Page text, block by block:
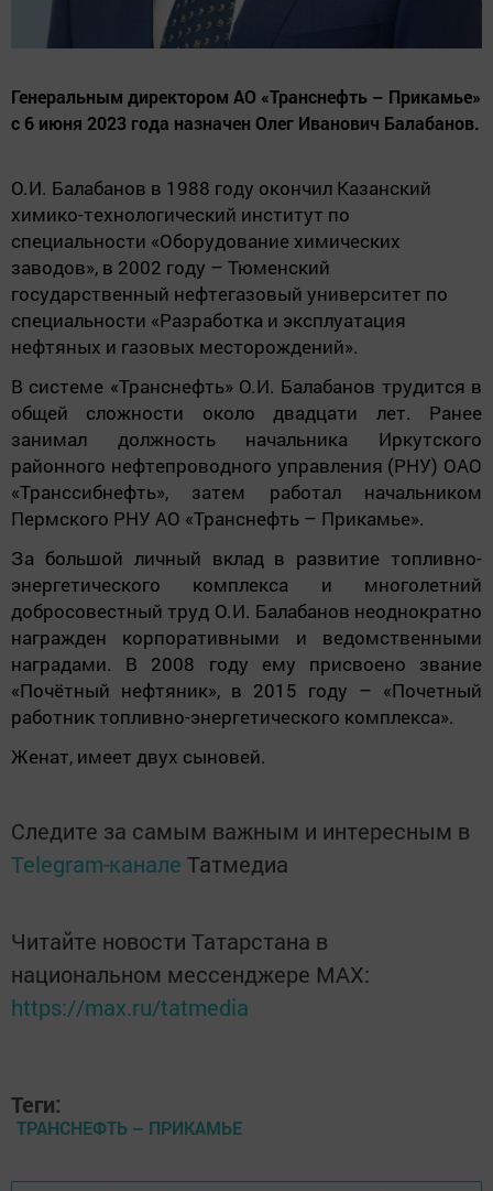
Генеральным директором АО «Транснефть – Прикамье»
с 6 июня 2023 года назначен Олег Иванович Балабанов.
О.И. Балабанов в 1988 году окончил Казанский
химико-технологический институт по
специальности «Оборудование химических
заводов», в 2002 году – Тюменский
государственный нефтегазовый университет по
специальности «Разработка и эксплуатация
нефтяных и газовых месторождений».
В системе «Транснефть» О.И. Балабанов трудится в
общей сложности около двадцати лет. Ранее
занимал должность начальника Иркутского
районного нефтепроводного управления (РНУ) ОАО
«Транссибнефть», затем работал начальником
Пермского РНУ АО «Транснефть – Прикамье».
За большой личный вклад в развитие топливно-
энергетического комплекса и многолетний
добросовестный труд О.И. Балабанов неоднократно
награжден корпоративными и ведомственными
наградами. В 2008 году ему присвоено звание
«Почётный нефтяник», в 2015 году – «Почетный
работник топливно-энергетического комплекса».
Женат, имеет двух сыновей.
Следите за самым важным и интересным в
Telegram-канале Татмедиа
Читайте новости Татарстана в
национальном мессенджере MАХ:
https://max.ru/tatmedia
Теги:
ТРАНСНЕФТЬ – ПРИКАМЬЕ